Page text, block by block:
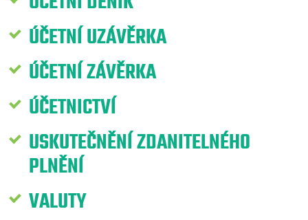
ÚČETNÍ UZÁVĚRKA
ÚČETNÍ ZÁVĚRKA
ÚČETNICTVÍ
USKUTEČNĚNÍ ZDANITELNÉHO
PLNĚNÍ
VALUTY